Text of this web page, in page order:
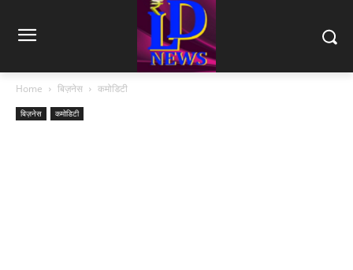
Home बिज़नेस कमोडिटी
बिज़नेस कमोडिटी